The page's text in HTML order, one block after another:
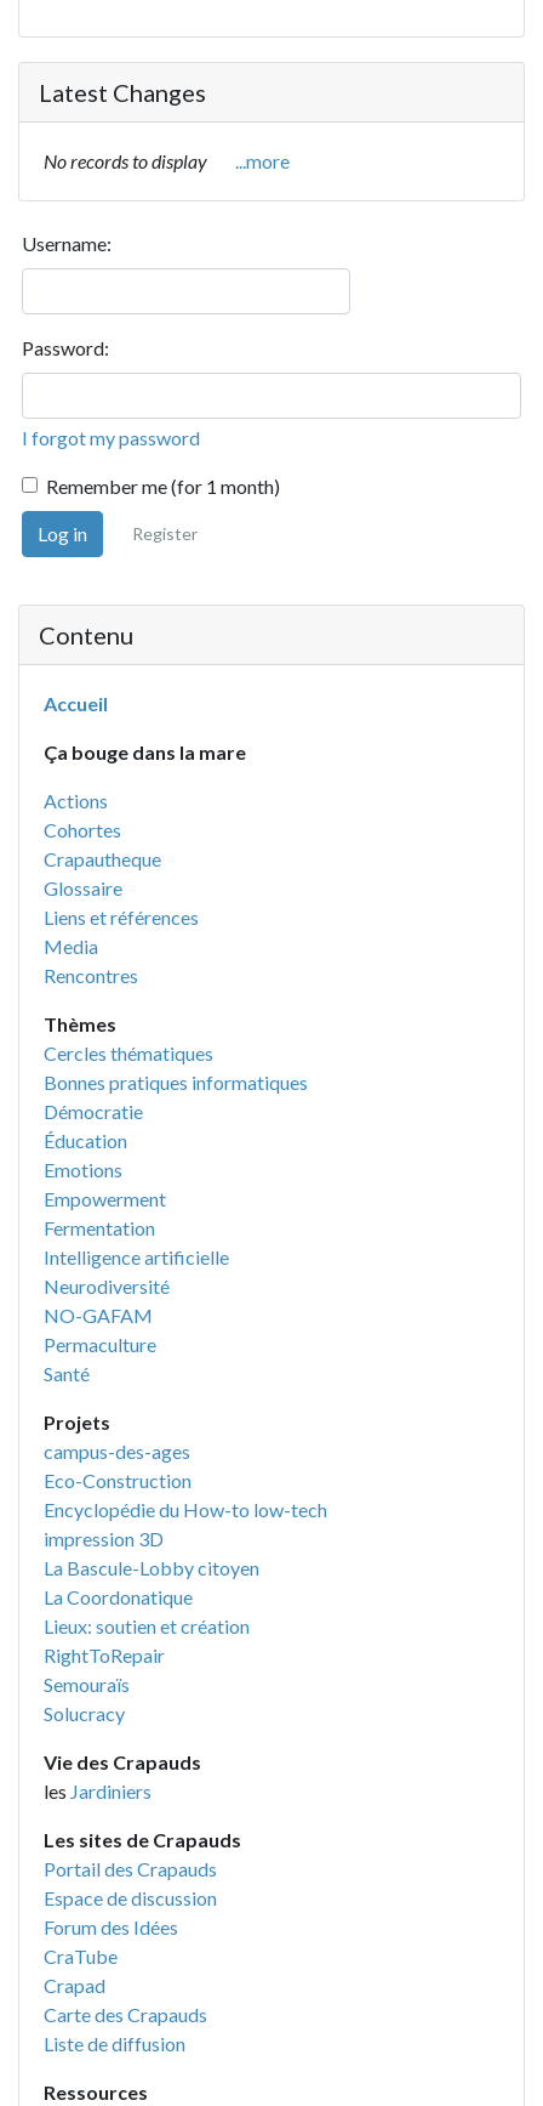
Latest Changes
No records to display ...more
Username:
Password:
I forgot my password
Remember me (for 1 month)
Log in Register
Contenu
Accueil
Ça bouge dans la mare
Actions
Cohortes
Crapautheque
Glossaire
Liens et références
Media
Rencontres
Thèmes
Cercles thématiques
Bonnes pratiques informatiques
Démocratie
Éducation
Emotions
Empowerment
Fermentation
Intelligence artificielle
Neurodiversité
NO-GAFAM
Permaculture
Santé
Projets
campus-des-ages
Eco-Construction
Encyclopédie du How-to low-tech
impression 3D
La Bascule-Lobby citoyen
La Coordonatique
Lieux: soutien et création
RightToRepair
Semouraïs
Solucracy
Vie des Crapauds
les Jardiniers
Les sites de Crapauds
Portail des Crapauds
Espace de discussion
Forum des Idées
CraTube
Crapad
Carte des Crapauds
Liste de diffusion
Ressources